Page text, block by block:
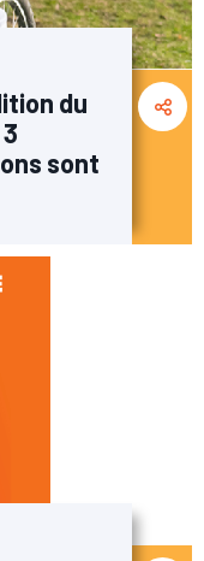
du
sont